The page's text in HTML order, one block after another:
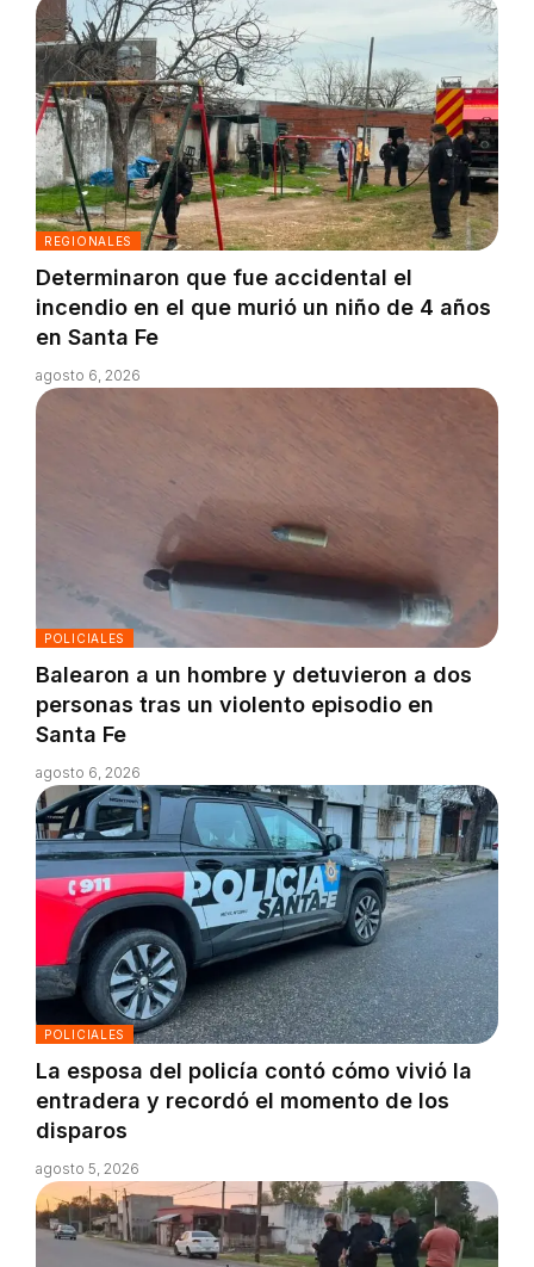
REGIONALES
Determinaron que fue accidental el
incendio en el que murió un niño de 4 años
en Santa Fe
agosto 6, 2026
POLICIALES
Balearon a un hombre y detuvieron a dos
personas tras un violento episodio en
Santa Fe
agosto 6, 2026
POLICIALES
La esposa del policía contó cómo vivió la
entradera y recordó el momento de los
disparos
agosto 5, 2026